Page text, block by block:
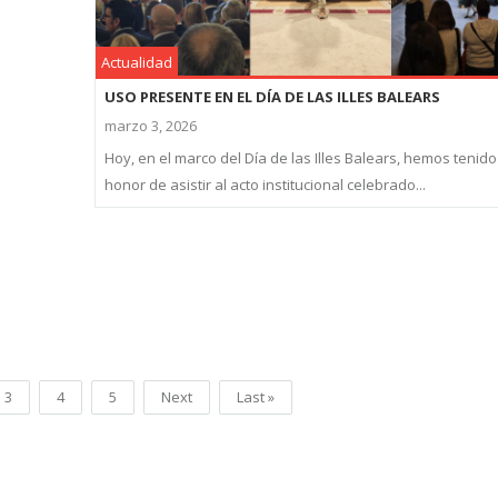
Actualidad
USO PRESENTE EN EL DÍA DE LAS ILLES BALEARS
marzo 3, 2026
Hoy, en el marco del Día de las Illes Balears, hemos
honor de asistir al acto institucional celebrado...
3 4 5 Next Last »